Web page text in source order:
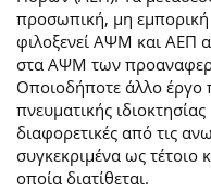
προσωπική, μη
φιλοξενεί ΑΨΜ και ΑΕΠ
στα ΑΨΜ των
Οποιοδήποτε άλλο έργο
πνευματικής ιδιοκτησίας
διαφορετικές από τις
συγκεκριμένα ως τέτοιο
οποία διατίθεται.